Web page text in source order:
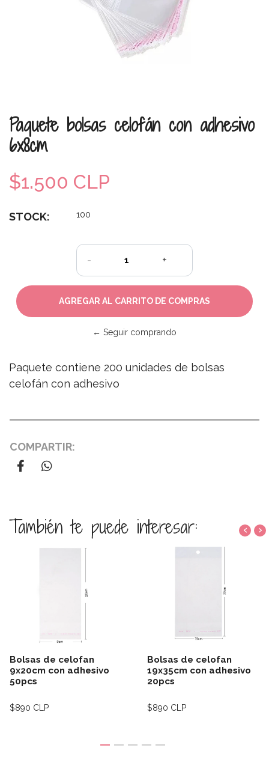
Paquete bolsas celofán con adhesivo
6x8cm
$1.500 CLP
STOCK: 100
- +
← Seguir comprando
Paquete contiene 200 unidades de bolsas
celofán con adhesivo
COMPARTIR:
También te puede interesar:
Bolsas de celofan
9x20cm con adhesivo
50pcs
$890 CLP
Bolsas de celofan
19x35cm con adhesivo
20pcs
$890 CLP
‹ ›